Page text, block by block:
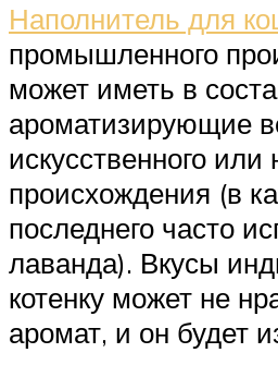
Наполнитель для
промышленного
может иметь в
ароматизирующие
искусственного или
происхождения (в
последнего часто
лаванда). Вкусы
котенку может не
аромат, и он будет